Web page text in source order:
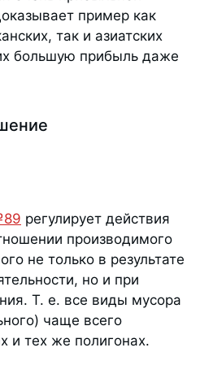
пример как
так и азиатских
большую прибыль даже
регулирует действия
производимого
не только в результате
но и при
Т. е. все виды мусора
чаще всего
и тех же полигонах.